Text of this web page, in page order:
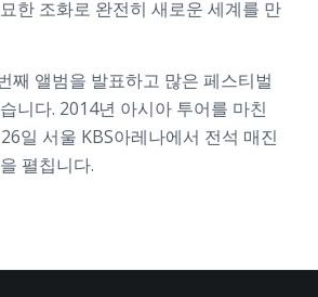
한 조화로 완전히 새로운 세계를 만
째 앨범을 발표하고 많은 페스티벌
니다. 2014년 아시아 투어를 마친
일 서울 KBS아레나에서 전석 매진
펼칩니다.